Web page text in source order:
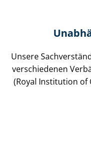
Unsere
verschiedenen
(Royal Institution of